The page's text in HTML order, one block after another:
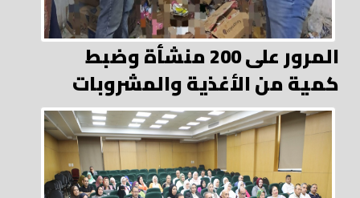
المرور على 200 منشأة وضبط
كمية من الأغذية والمشروبات